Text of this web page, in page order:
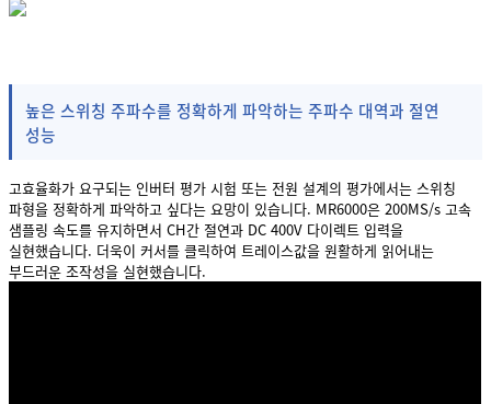
높은 스위칭 주파수를 정확하게 파악하는 주파수 대역과 절연
성능
고효율화가 요구되는 인버터 평가 시험 또는 전원 설계의 평가에서는 스위칭
파형을 정확하게 파악하고 싶다는 요망이 있습니다. MR6000은 200MS/s 고속
샘플링 속도를 유지하면서 CH간 절연과 DC 400V 다이렉트 입력을
실현했습니다. 더욱이 커서를 클릭하여 트레이스값을 원활하게 읽어내는
부드러운 조작성을 실현했습니다.